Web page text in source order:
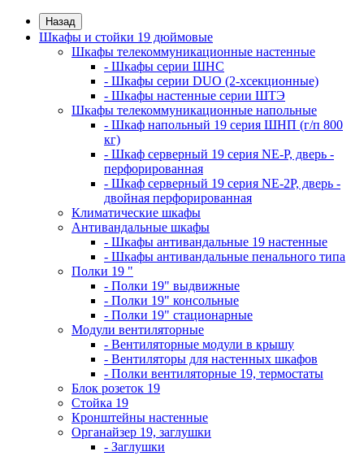
Назад
Шкафы и стойки 19 дюймовые
Шкафы телекоммуникационные настенные
- Шкафы серии ШНС
- Шкафы серии DUO (2-хсекционные)
- Шкафы настенные серии ШТЭ
Шкафы телекоммуникационные напольные
- Шкаф напольный 19 серия ШНП (г/п 800
кг)
- Шкаф серверный 19 серия NE-P, дверь -
перфорированная
- Шкаф серверный 19 серия NE-2P, дверь -
двойная перфорированная
Климатические шкафы
Антивандальные шкафы
- Шкафы антивандальные 19 настенные
- Шкафы антивандальные пенального типа
Полки 19 "
- Полки 19" выдвижные
- Полки 19" консольные
- Полки 19" стационарные
Модули вентиляторные
- Вентиляторные модули в крышу
- Вентиляторы для настенных шкафов
- Полки вентиляторные 19, термостаты
Блок розеток 19
Стойка 19
Кронштейны настенные
Органайзер 19, заглушки
- Заглушки